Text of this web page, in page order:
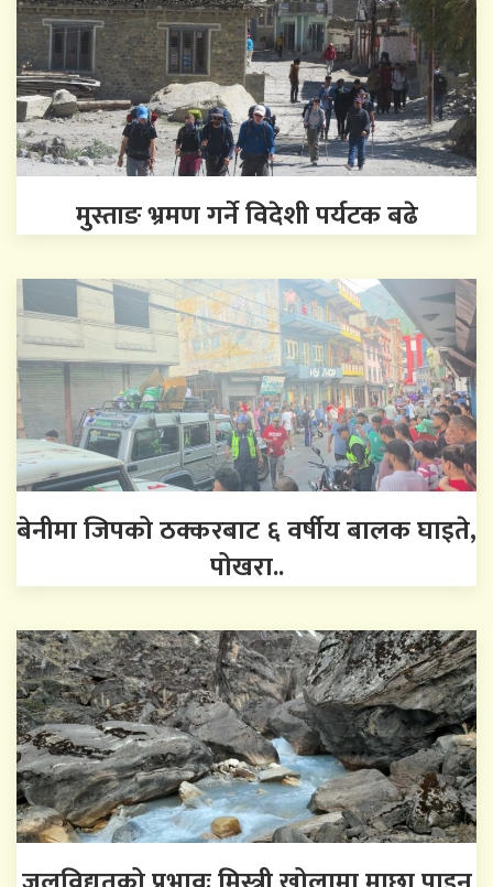
मुस्ताङ भ्रमण गर्ने विदेशी पर्यटक बढे
बेनीमा जिपको ठक्करबाट ६ वर्षीय बालक घाइते,
पोखरा..